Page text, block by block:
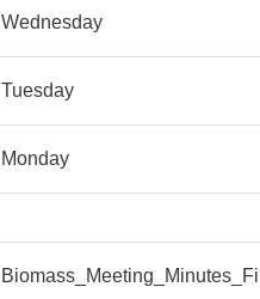
Wednesday
Tuesday
Monday